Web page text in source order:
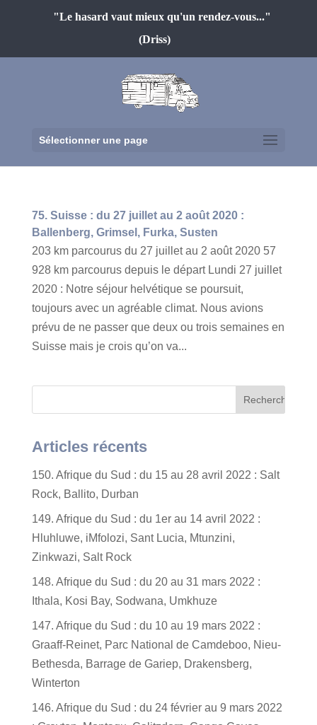
"Le hasard vaut mieux qu'un rendez-vous..."
(Driss)
Sélectionner une page
75. Suisse : du 27 juillet au 2 août 2020 :
Ballenberg, Grimsel, Furka, Susten
203 km parcourus du 27 juillet au 2 août 2020 57
928 km parcourus depuis le départ Lundi 27 juillet
2020 : Notre séjour helvétique se poursuit,
toujours avec un agréable climat. Nous avions
prévu de ne passer que deux ou trois semaines en
Suisse mais je crois qu’on va...
Articles récents
150. Afrique du Sud : du 15 au 28 avril 2022 : Salt
Rock, Ballito, Durban
149. Afrique du Sud : du 1er au 14 avril 2022 :
Hluhluwe, iMfolozi, Sant Lucia, Mtunzini,
Zinkwazi, Salt Rock
148. Afrique du Sud : du 20 au 31 mars 2022 :
Ithala, Kosi Bay, Sodwana, Umkhuze
147. Afrique du Sud : du 10 au 19 mars 2022 :
Graaff-Reinet, Parc National de Camdeboo, Nieu-
Bethesda, Barrage de Gariep, Drakensberg,
Winterton
146. Afrique du Sud : du 24 février au 9 mars 2022